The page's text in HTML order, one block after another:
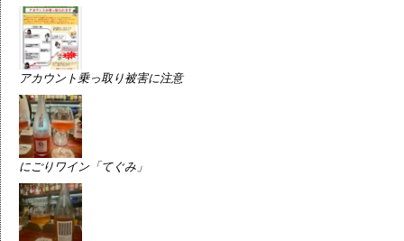
アカウント乗っ取り被害に注意
にごりワイン「てぐみ」